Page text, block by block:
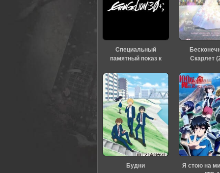
Специальный
памятный показ к
«Евангелиона» (2026)
Скарлет
Будни
Я стою на